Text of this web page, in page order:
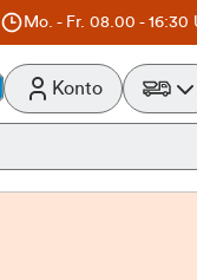
Mo. - Fr. 08.00 - 16:30
Konto